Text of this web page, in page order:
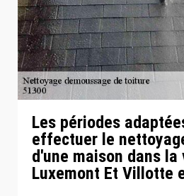
Les périodes
effectuer le
d'une maison dans la
Luxemont Et Villotte